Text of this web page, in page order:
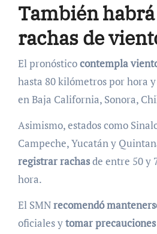
También
rachas de
El pronósticocontempla
hasta 80 kilómetros por hora
en Baja California, Sonora,
Asimismo, estados como
Campeche, Yucatán y
registrar rachasde entre 50 y
hora.
El SMNrecomendó
oficiales ytomar